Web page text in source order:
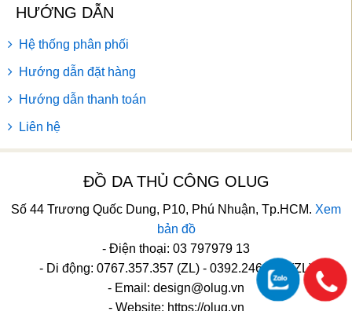
HƯỚNG DẪN
Hệ thống phân phối
Hướng dẫn đặt hàng
Hướng dẫn thanh toán
Liên hệ
ĐỒ DA THỦ CÔNG OLUG
Số 44 Trương Quốc Dung, P10, Phú Nhuận, Tp.HCM. Xem
bản đồ
- Điện thoại: 03 797979 13
- Di động: 0767.357.357 (ZL) - 0392.246.246 (ZL)
- Email: design@olug.vn
- Website: https://olug.vn